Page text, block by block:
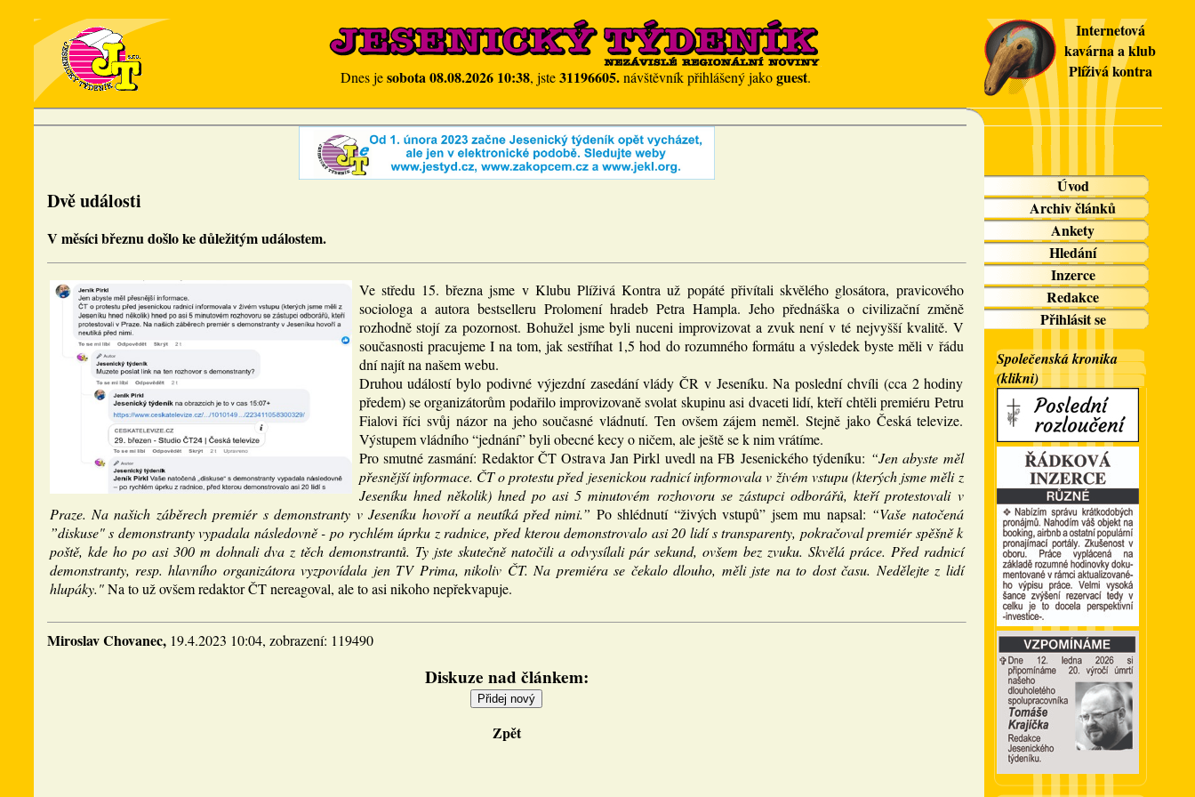
Dnes jesobota 08.08.2026 10:38, jste31196605.návštěvník přihlášený jakoguest.
Internetová
kavárna a klub
Plíživá kontra
Dvě události
V měsíci březnu došlo ke důležitým událostem.
Ve středu 15. března jsme v Klubu Plíživá Kontra už popáté přivítali skvělého glosátora, pravicového
sociologa a autora bestselleru Prolomení hradeb Petra Hampla. Jeho přednáška o civilizační změně
rozhodně stojí za pozornost. Bohužel jsme byli nuceni improvizovat a zvuk není v té nejvyšší kvalitě. V
současnosti pracujeme I na tom, jak sestříhat 1,5 hod do rozumného formátu a výsledek byste měli v řádu
dní najít na našem webu.
Druhou událostí bylo podivné výjezdní zasedání vlády ČR v Jeseníku. Na poslední chvíli (cca 2 hodiny
předem) se organizátorům podařilo improvizovaně svolat skupinu asi dvaceti lidí, kteří chtěli premiéru Petru
Fialovi říci svůj názor na jeho současné vládnutí. Ten ovšem zájem neměl. Stejně jako Česká televize.
Výstupem vládního “jednání” byli obecné kecy o ničem, ale ještě se k nim vrátíme.
Pro smutné zasmání: Redaktor ČT Ostrava Jan Pirkl uvedl na FB Jesenického týdeníku: “Jen abyste měl
přesnější informace. ČT o protestu před jesenickou radnicí informovala v živém vstupu (kterých jsme měli z
Jeseníku hned několik) hned po asi 5 minutovém rozhovoru se zástupci odborářů, kteří protestovali v
Praze. Na našich záběrech premiér s demonstranty v Jeseníku hovoří a neutíká před nimi.” Po shlédnutí “živých vstupů” jsem mu napsal: “Vaše natočená
”diskuse" s demonstranty vypadala následovně - po rychlém úprku z radnice, před kterou demonstrovalo asi 20 lidí s transparenty, pokračoval premiér spěšně k
poště, kde ho po asi 300 m dohnali dva z těch demonstrantů. Ty jste skutečně natočili a odvysílali pár sekund, ovšem bez zvuku. Skvělá práce. Před radnicí
demonstranty, resp. hlavního organizátora vyzpovídala jen TV Prima, nikoliv ČT. Na premiéra se čekalo dlouho, měli jste na to dost času. Nedělejte z lidí
hlupáky."Na to už ovšem redaktor ČT nereagoval, ale to asi nikoho nepřekvapuje.
Miroslav Chovanec, 19.4.2023 10:04, zobrazení: 119490
Diskuze nad článkem:
Zpět
Úvod
Archiv článků
Ankety
Hledání
Inzerce
Redakce
Přihlásit se
Společenská kronika
(klikni)